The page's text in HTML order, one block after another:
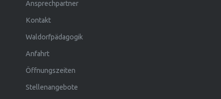
Ansprechpartner
Kontakt
Waldorfpädagogik
Anfahrt
Öffnungszeiten
Stellenangebote